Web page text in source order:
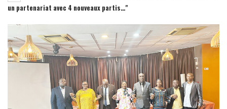
un partenariat avec 4 nouveaux partis…"